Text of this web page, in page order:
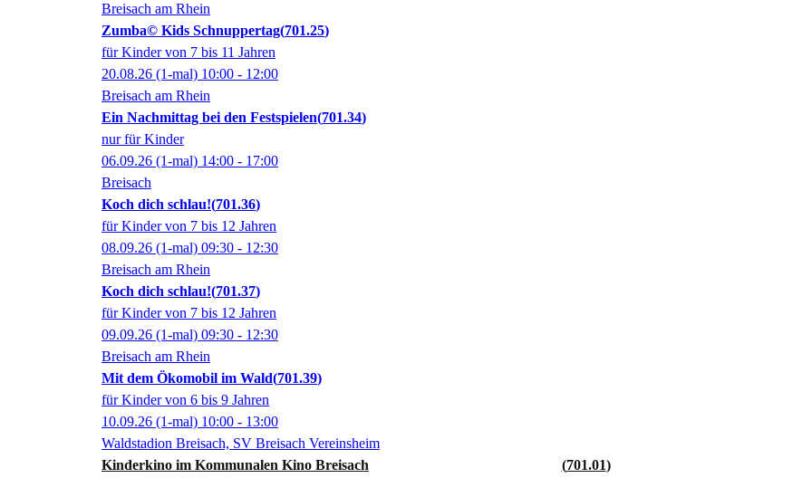
Kinderkino im Kommunalen Kino Breisach
701.01
Breisach am Rhein
Zumba© Kids Schnuppertag 701.25
für Kinder von 7 bis 11 Jahren
20.08.26 (1-mal) 10:00 - 12:00
Breisach am Rhein
Ein Nachmittag bei den Festspielen 701.34
nur für Kinder
06.09.26 (1-mal) 14:00 - 17:00
Breisach
Koch dich schlau! 701.36
für Kinder von 7 bis 12 Jahren
08.09.26 (1-mal) 09:30 - 12:30
Breisach am Rhein
Koch dich schlau! 701.37
für Kinder von 7 bis 12 Jahren
09.09.26 (1-mal) 09:30 - 12:30
Breisach am Rhein
Mit dem Ökomobil im Wald 701.39
für Kinder von 6 bis 9 Jahren
10.09.26 (1-mal) 10:00 - 13:00
Waldstadion Breisach, SV Breisach Vereinsheim